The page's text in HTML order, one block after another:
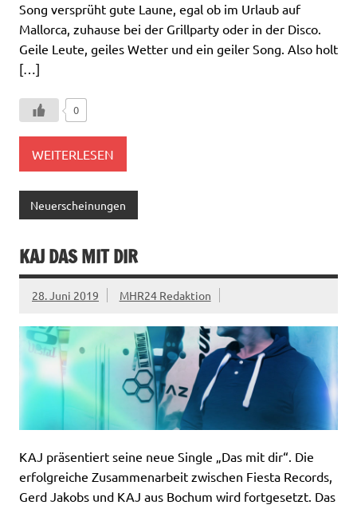
Song versprüht gute Laune, egal ob im Urlaub auf
Mallorca, zuhause bei der Grillparty oder in der Disco.
Geile Leute, geiles Wetter und ein geiler Song. Also holt
[…]
0
WEITERLESEN
Neuerscheinungen
KAJ DAS MIT DIR
28. Juni 2019 MHR24 Redaktion
KAJ präsentiert seine neue Single „Das mit dir“. Die
erfolgreiche Zusammenarbeit zwischen Fiesta Records,
Gerd Jakobs und KAJ aus Bochum wird fortgesetzt. Das